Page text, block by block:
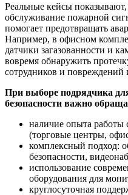
Реальные кейсы
обслуживание пожарной
помогает предотвращать
Например, в офисном
датчики загазованности и
вовремя обнаружить
сотрудников и повреждений
При выборе подрядчика
безопасности важно
наличие опыта работы
(торговые центры,
комплексный подход:
безопасности,
использование
оборудования для
круглосуточная